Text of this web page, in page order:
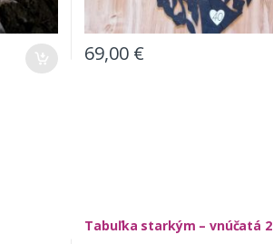
69,00 €
Tabuľka starkým – vnúčatá 2